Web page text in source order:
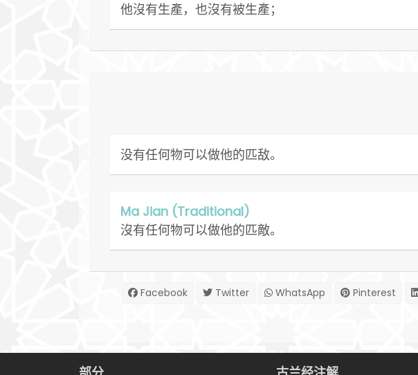
他沒有生產，也沒有被生產；
没有任何物可以做他的匹敌。
Ma Jian (Traditional)
沒有任何物可以做他的匹敵。
Facebook Twitter WhatsApp Pinterest